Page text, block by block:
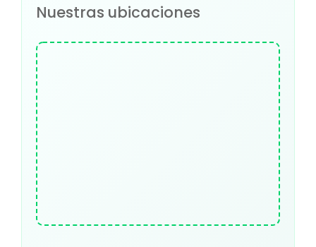
Nuestras ubicaciones